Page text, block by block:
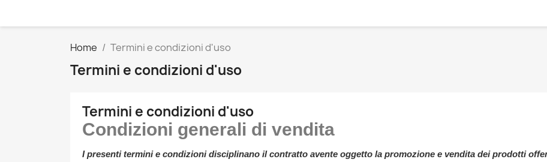
Home Termini e condizioni d'uso
Termini e condizioni d'uso
Termini e condizioni d'uso
Condizioni generali di vendita
I presenti termini e condizioni disciplinano il contratto avente oggetto la promozione e vendita dei prodotti